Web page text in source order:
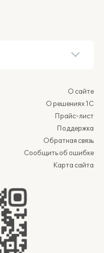
О сайте
О решениях 1С
Прайс-лист
Поддержка
Обратная связь
Сообщить об ошибке
Карта сайта